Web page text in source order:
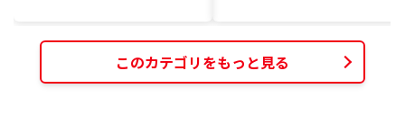
このカテゴリをもっと見る